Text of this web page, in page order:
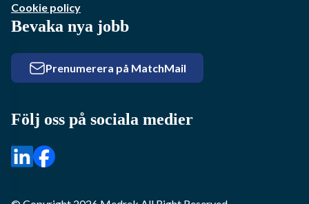
Cookie policy
Bevaka nya jobb
Prenumerera på MatchMail
Följ oss på sociala medier